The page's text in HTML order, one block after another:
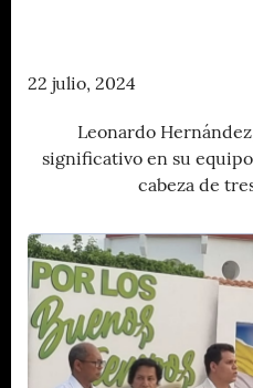
22 julio, 2024
Leonardo
significativo en su
cabeza de